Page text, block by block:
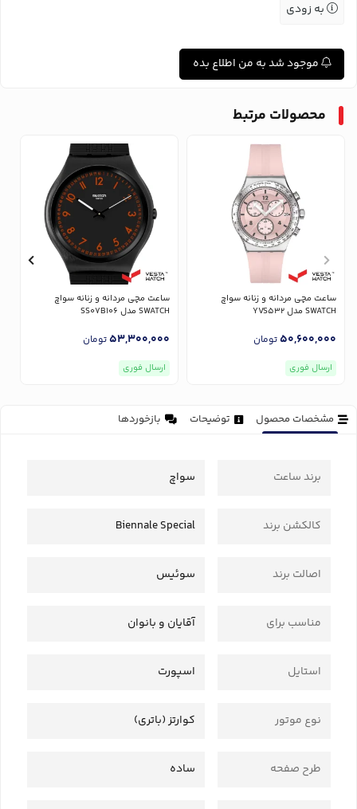
به زودی
موجود شد به من اطلاع بده
محصولات مرتبط
ساعت مچی مردانه و زنانه سواچ
SWATCH مدل YVS532
50,600,000تومان
ارسال فوری
ساعت مچی مردانه و زنانه سواچ
SWATCH مدل SS07B106
53,300,000تومان
ارسال فوری
مشخصات محصول توضیحات بازخوردها
برند ساعت سواچ
کالکشن برند Biennale Special
اصالت برند سوئیس
مناسب برای آقایان و بانوان
استایل اسپورت
نوع موتور کوارتز (باتری)
طرح صفحه ساده